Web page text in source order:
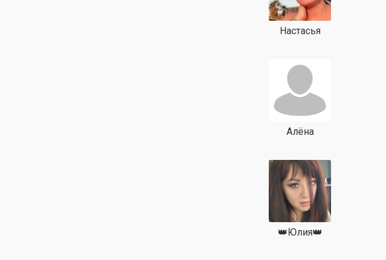
Настасья
Алёна
👑Юлия👑